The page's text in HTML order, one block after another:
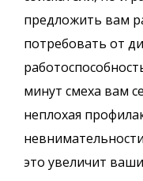
предложить вам
потребовать от
минут смеха вам
неплохая
это увеличит